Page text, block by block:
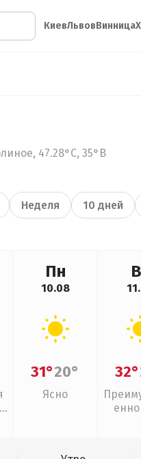
КиевЛьвовВинница
47.28°С, 35°В
Неделя 10 дней
Пн
10.08
31°20°
Ясно
32°